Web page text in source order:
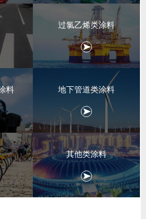
过氯乙烯类涂料
料 地下管道类涂料
其他类涂料